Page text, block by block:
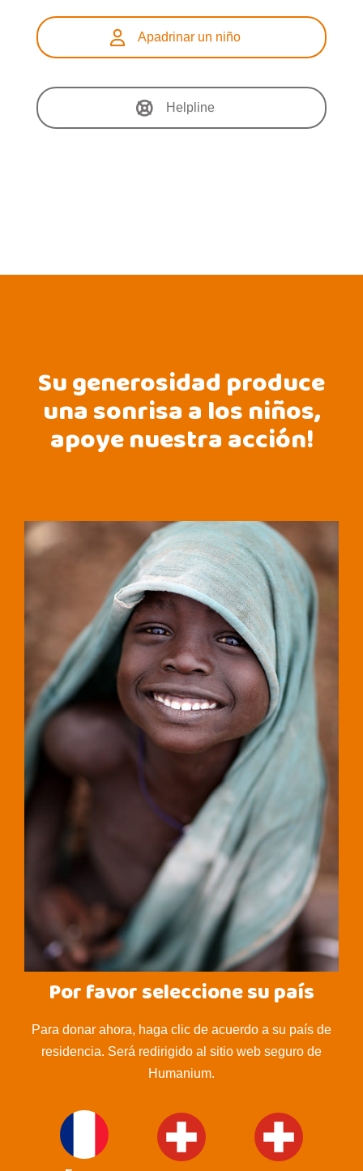
Apadrinar un niño
Helpline
Su generosidad produce
una sonrisa a los niños,
apoye nuestra acción!
Por favor seleccione su país
Para donar ahora, haga clic de acuerdo a su país de
residencia. Será redirigido al sitio web seguro de
Humanium.